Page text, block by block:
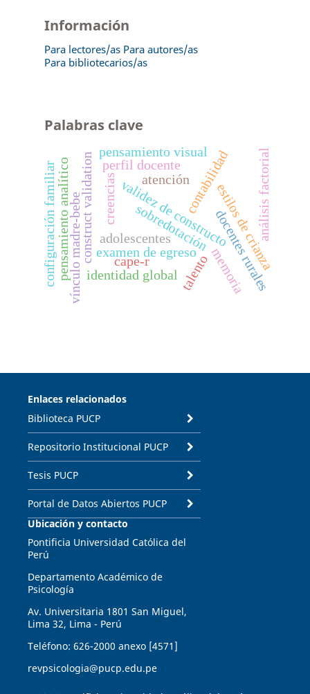
Información
Para lectores/as Para autores/as
Para bibliotecarios/as
Palabras clave
validez de constructo
examen de egreso
contabilidad
construct validation sobredotación
talento
vínculo madre-bebe estilos de crianza
adolescentes
creencias
docentes rurales
perfil docente
cape-r
pensamiento visual
pensamiento analítico atención
memoria
análisis factorial
configuración familiar identidad global
Enlaces relacionados
Biblioteca PUCP
Repositorio Institucional PUCP
Tesis PUCP
Portal de Datos Abiertos PUCP
Ubicación y contacto
Pontificia Universidad Católica del
Perú
Departamento Académico de
Psicología
Av. Universitaria 1801 San Miguel,
Lima 32, Lima - Perú
Teléfono: 626-2000 anexo [4571]
revpsicologia@pucp.edu.pe